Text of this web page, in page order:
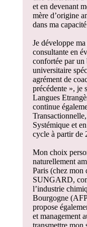
et en devenant
mère d’origine
dans ma
Je développe
consultante en
confortée par un
universitaire
agrément de
précédente », je
Langues
continue
Systémique et
cycle à partir de
Mon choix
naturellement
Paris (chez
SUNGARD,
l’industrie
Bourgogne
propose
et management
transmettre mon